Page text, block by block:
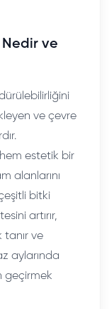
ve
ve çevre
estetik bir
alanlarını
bitki
artırır,
tanır ve
aylarında
geçirmek